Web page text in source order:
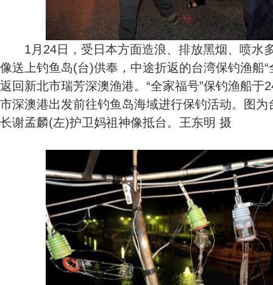
1月24日，受日本方面造浪、排放黑烟、喷水
像送上钓鱼岛(台)供奉，中途折返的台湾保钓渔船“
返回新北市瑞芳深澳渔港。“全家福号”保钓渔船于
市深澳港出发前往钓鱼岛海域进行保钓活动。图
长谢孟麟(左)护卫妈祖神像抵台。王东明 摄